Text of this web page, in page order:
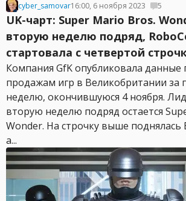
cyber_samovar16:00, 6 ноября 2023 5
UK-чарт: Super Mario Bros.
вторую неделю подряд,
стартовала с четвертой
Компания GfK опубликовала
продажам игр в Великобритании
неделю, окончившуюся 4 ноября.
вторую неделю подряд остается
Wonder. На строчку выше поднялась
а...